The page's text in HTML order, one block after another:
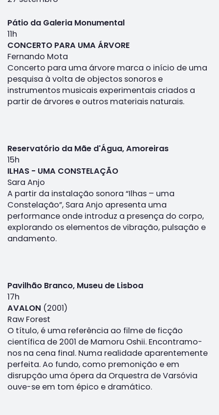
Pátio da Galeria Monumental
11h
CONCERTO PARA UMA ÁRVORE
Fernando Mota
Concerto para uma árvore marca o início de uma
pesquisa à volta de objectos sonoros e
instrumentos musicais experimentais criados a
partir de árvores e outros materiais naturais.
Reservatório da Mãe d'Água, Amoreiras
15h
ILHAS - UMA CONSTELAÇÃO
Sara Anjo
A partir da instalação sonora “Ilhas – uma
Constelação”, Sara Anjo apresenta uma
performance onde introduz a presença do corpo,
explorando os elementos de vibração, pulsação e
andamento.
Pavilhão Branco, Museu de Lisboa
17h
AVALON (2001)
Raw Forest
O título, é uma referência ao filme de ficção
científica de 2001 de Mamoru Oshii. Encontramo-
nos na cena final. Numa realidade aparentemente
perfeita. Ao fundo, como premonição e em
disrupção uma ópera da Orquestra de Varsóvia
ouve-se em tom épico e dramático.